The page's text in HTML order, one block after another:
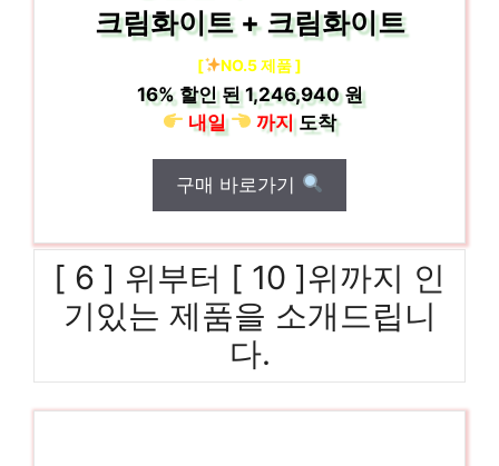
크림화이트 + 크림화이트
[ NO.5 제품 ]
16%할인 된1,246,940 원
내일
까지도착
구매 바로가기
[ 6 ] 위부터 [ 10 ]위까지 인
기있는 제품을 소개드립니
다.